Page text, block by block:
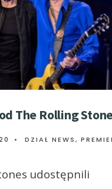
The Rolling
• DZIAŁ NEWS,
udostępnili